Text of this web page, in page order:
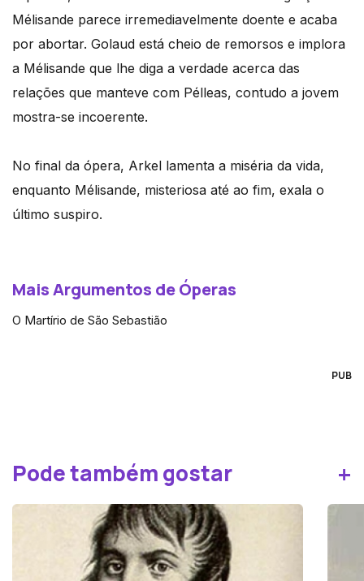
Mélisande parece irremediavelmente doente e acaba
por abortar. Golaud está cheio de remorsos e implora
a Mélisande que lhe diga a verdade acerca das
relações que manteve com Pélleas, contudo a jovem
mostra-se incoerente.
No final da ópera, Arkel lamenta a miséria da vida,
enquanto Mélisande, misteriosa até ao fim, exala o
último suspiro.
Mais Argumentos de Óperas
O Martírio de São Sebastião
PUB
Pode também gostar +